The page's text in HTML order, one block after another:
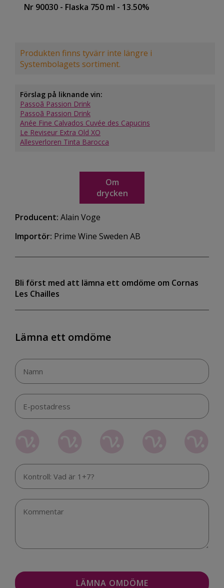
Nr 90030 - Flaska 750 ml - 13.50%
Produkten finns tyvärr inte längre i
Systembolagets sortiment.
Förslag på liknande vin:
Passoã Passion Drink
Passoã Passion Drink
Anée Fine Calvados Cuvée des Capucins
Le Reviseur Extra Old XO
Allesverloren Tinta Barocca
Om
drycken
Producent: Alain Voge
Importör: Prime Wine Sweden AB
Bli först med att lämna ett omdöme om Cornas
Les Chailles
Lämna ett omdöme